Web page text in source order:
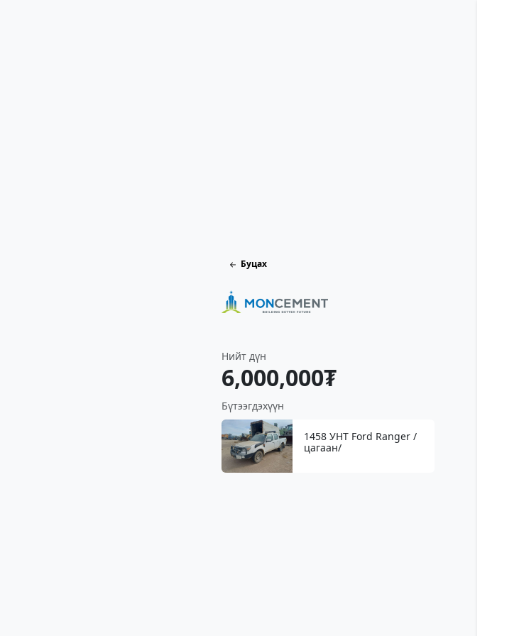
Буцах
Нийт дүн
6,000,000₮
Бүтээгдэхүүн
1458 УНТ Ford Ranger /
цагаан/